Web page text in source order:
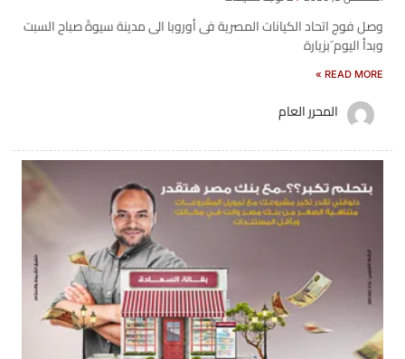
وصل فوج اتحاد الكيانات المصرية فى أوروبا الى مدينة سيوةً صباح السبت
وبدأ اليوم َبزيارة
READ MORE »
المحرر العام